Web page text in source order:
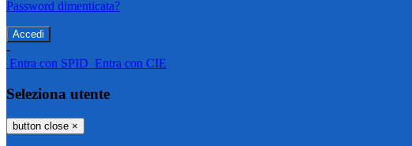
Password dimenticata?
-
Entra con SPID Entra con CIE
Seleziona utente
button close ×